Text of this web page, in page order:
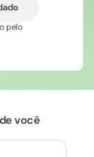
pelo
você